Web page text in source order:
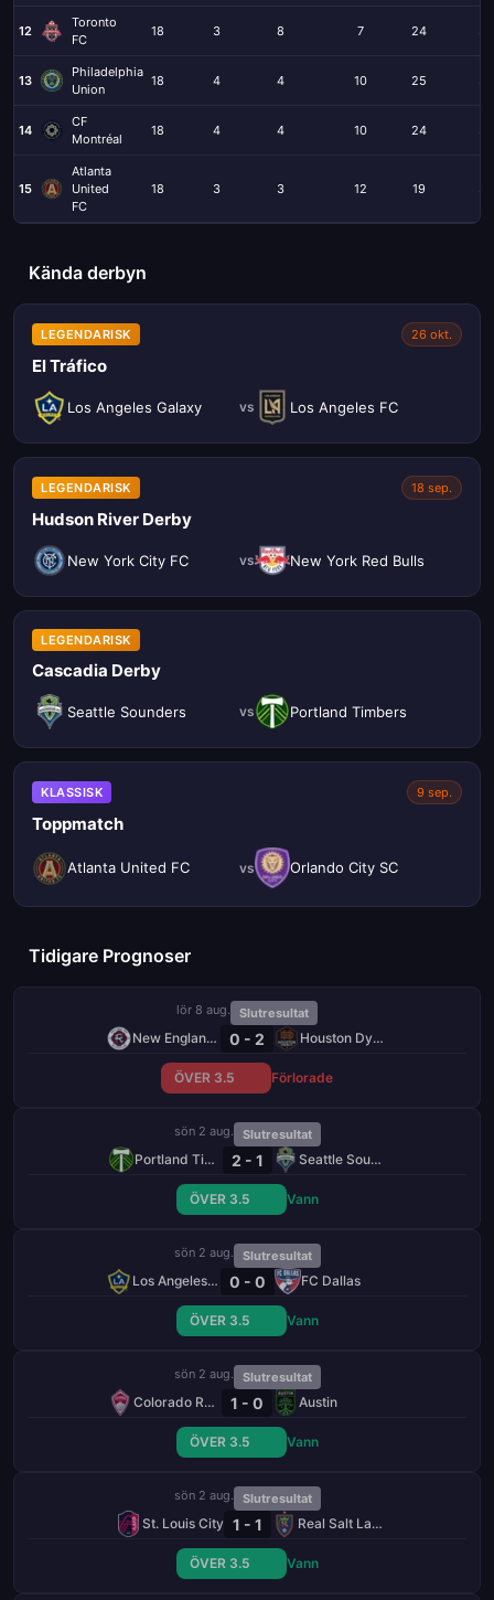
12
Toronto
FC
18 3 8 7 24
13
Philadelphia
Union
18 4 4 10 25
14
CF
Montréal
18 4 4 10 24
15
Atlanta
United
FC
18 3 3 12 19
Kända derbyn
LEGENDARISK 26 okt.
El Tráfico
Los Angeles Galaxy vs Los Angeles FC
LEGENDARISK 18 sep.
Hudson River Derby
New York City FC vs New York Red Bulls
LEGENDARISK
Cascadia Derby
Seattle Sounders vs Portland Timbers
KLASSISK 9 sep.
Toppmatch
Atlanta United FC vs Orlando City SC
Tidigare Prognoser
lör 8 aug. Slutresultat
New England Revolution 0 - 2 Houston Dynamo
ÖVER 3.5 Förlorade
sön 2 aug. Slutresultat
Portland Timbers 2 - 1 Seattle Sounders
ÖVER 3.5 Vann
sön 2 aug. Slutresultat
Los Angeles Galaxy 0 - 0 FC Dallas
ÖVER 3.5 Vann
sön 2 aug. Slutresultat
Colorado Rapids 1 - 0 Austin
ÖVER 3.5 Vann
sön 2 aug. Slutresultat
St. Louis City 1 - 1 Real Salt Lake
ÖVER 3.5 Vann